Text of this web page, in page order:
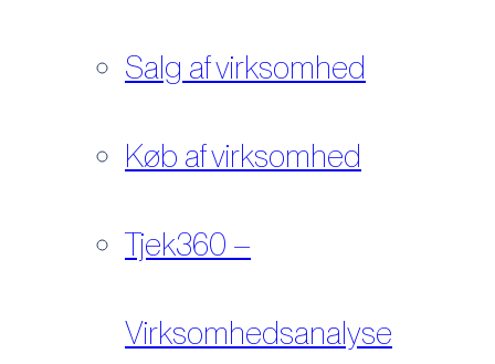
Salg af virksomhed
Køb af virksomhed
Tjek360 –
Virksomhedsanalyse